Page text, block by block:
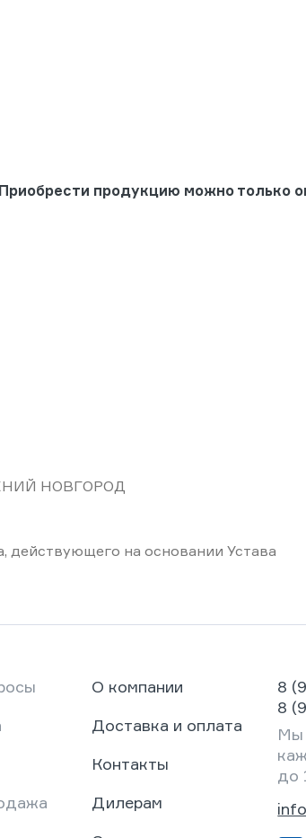
продукцию можно только
НОВГОРОД
действующего на основании Устава
О компании
Доставка и оплата
Контакты
Дилерам
8
8
Мы
до